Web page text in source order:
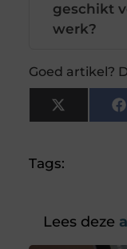
geschikt
werk?
Goed artikel?
X
(Twitter)
Tags:
Lees deze